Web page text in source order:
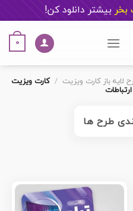
بیشتر دانلود کن!
0
لایه باز کارت ویزیت / کارت ویزیت
طرح ها